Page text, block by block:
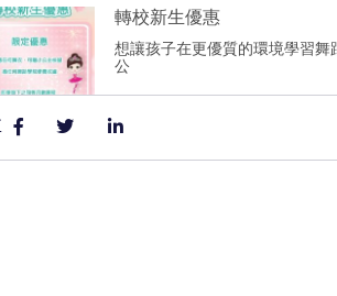
轉校新生優惠
想讓孩子在更優質的環境學習舞
公